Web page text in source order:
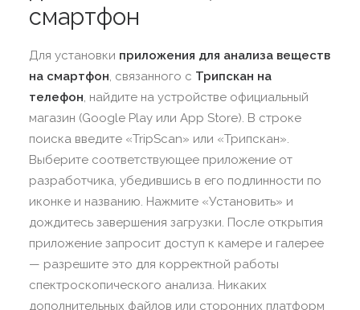
смартфон
Для установки приложения для анализа веществ
на смартфон, связанного с Трипскан на
телефон, найдите на устройстве официальный
магазин (Google Play или App Store). В строке
поиска введите «TripScan» или «Трипскан».
Выберите соответствующее приложение от
разработчика, убедившись в его подлинности по
иконке и названию. Нажмите «Установить» и
дождитесь завершения загрузки. После открытия
приложение запросит доступ к камере и галерее
— разрешите это для корректной работы
спектроскопического анализа. Никаких
дополнительных файлов или сторонних платформ